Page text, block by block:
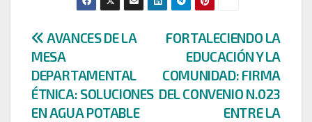
Navegación
de
entradas
FORTALECIENDO LA
EDUCACIÓN Y LA
COMUNIDAD: FIRMA
DEL CONVENIO N.023
ENTRE LA
AVANCES DE LA
MESA
DEPARTAMENTAL
ÉTNICA: SOLUCIONES
EN AGUA POTABLE